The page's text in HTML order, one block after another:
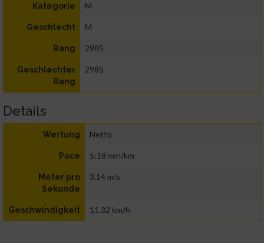
Kategorie M
Geschlecht M
Rang 2985
Geschlechter
Rang
2985
Details
Wertung Netto
Pace 5:18 min/km
Meter pro
Sekunde
3,14 m/s
Geschwindigkeit 11,32 km/h